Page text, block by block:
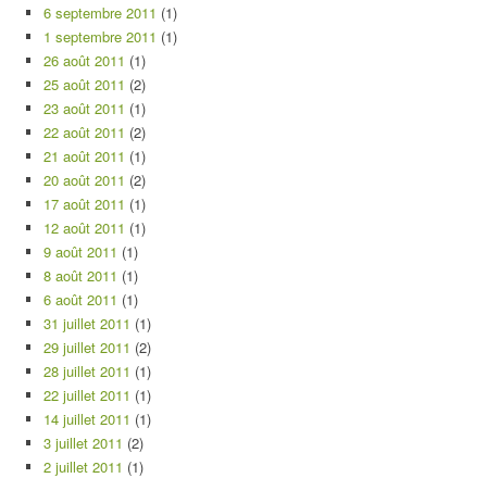
6 septembre 2011 (1)
1 septembre 2011 (1)
26 août 2011 (1)
25 août 2011 (2)
23 août 2011 (1)
22 août 2011 (2)
21 août 2011 (1)
20 août 2011 (2)
17 août 2011 (1)
12 août 2011 (1)
9 août 2011 (1)
8 août 2011 (1)
6 août 2011 (1)
31 juillet 2011 (1)
29 juillet 2011 (2)
28 juillet 2011 (1)
22 juillet 2011 (1)
14 juillet 2011 (1)
3 juillet 2011 (2)
2 juillet 2011 (1)